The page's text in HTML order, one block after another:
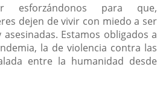
esforzándonos para que,
dejen de vivir con miedo a ser
Estamos obligados a
la de violencia contra las
entre la humanidad desde